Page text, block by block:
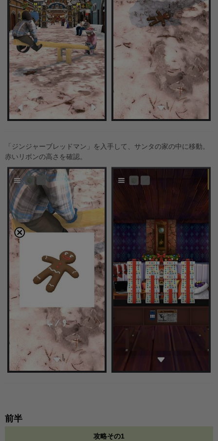
「ジンジャーブレッドマン」を入手して、サンタの家の中に移動。
赤いリボンの高さを確認。
前半
攻略その1